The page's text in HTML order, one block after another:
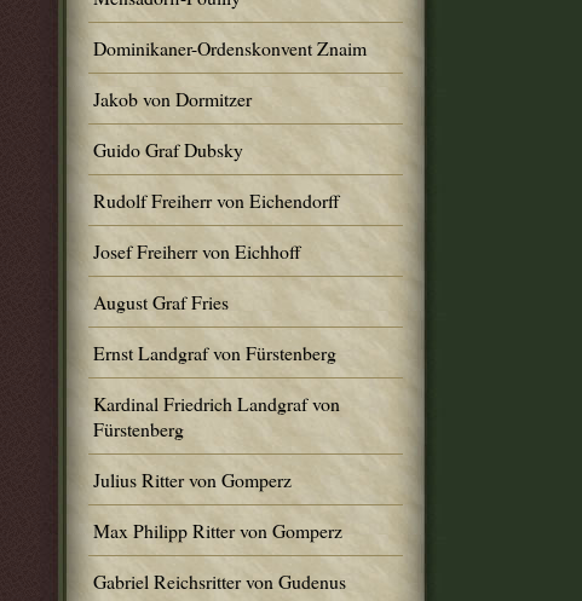
Dominikaner-Ordenskonvent Znaim
Jakob von Dormitzer
Guido Graf Dubsky
Rudolf Freiherr von Eichendorff
Josef Freiherr von Eichhoff
August Graf Fries
Ernst Landgraf von Fürstenberg
Kardinal Friedrich Landgraf von
Fürstenberg
Julius Ritter von Gomperz
Max Philipp Ritter von Gomperz
Gabriel Reichsritter von Gudenus